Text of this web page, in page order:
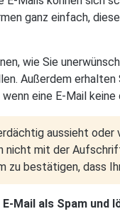
ganz einfach,
wie Sie
Außerdem
wenn eine E-Mail
aussieht
nicht mit der
zu bestätigen, dass
Mail als Spam und